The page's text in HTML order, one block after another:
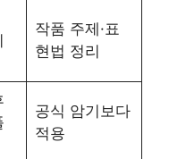
작품 주제·표
현법 정리
공식 암기보다
적용